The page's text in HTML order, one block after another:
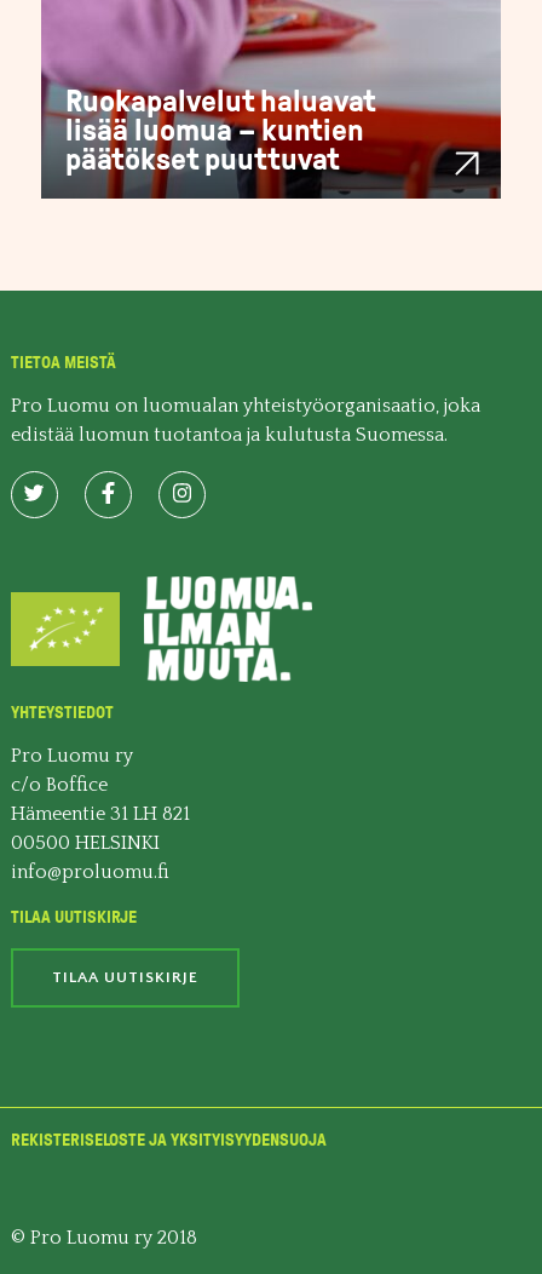
Ruokapalvelut haluavat
lisää luomua – kuntien
päätökset puuttuvat
TIETOA MEISTÄ
Pro Luomu on luomualan yhteistyöorganisaatio, joka
edistää luomun tuotantoa ja kulutusta Suomessa.
YHTEYSTIEDOT
Pro Luomu ry
c/o Boffice
Hämeentie 31 LH 821
00500 HELSINKI
info@proluomu.fi
TILAA UUTISKIRJE
TILAA UUTISKIRJE
REKISTERISELOSTE JA YKSITYISYYDENSUOJA
© Pro Luomu ry 2018